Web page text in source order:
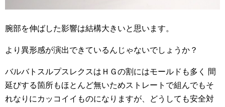
腕部を伸ばした影響は結構大きいと思います。
より異形感が演出できているんじゃないでしょうか？
バルバトスルプスレクスはＨＧの割にはモールドも多く 間
延びする箇所もほとんど無いためストレートで組んでもそ
れなりにカッコイイものになりますが、どうしても安全対